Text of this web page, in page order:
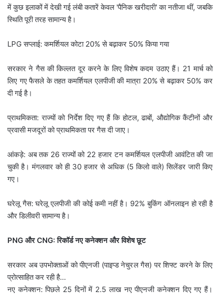
में कुछ इलाकों में देखी गई लंबी कतारें केवल 'पैनिक खरीदारी' का नतीजा थीं, जबकि
स्थिति पूरी तरह सामान्य है।
LPG सप्लाई: कमर्शियल कोटा 20% से बढ़ाकर 50% किया गया
सरकार ने गैस की किल्लत दूर करने के लिए विशेष कदम उठाए हैं। 21 मार्च को
लिए गए फैसले के तहत कमर्शियल एलपीजी की मात्रा 20% से बढ़ाकर 50% कर
दी गई है।
प्राथमिकता: राज्यों को निर्देश दिए गए हैं कि होटल, ढाबों, औद्योगिक कैंटीनों और
प्रवासी मजदूरों को प्राथमिकता पर गैस दी जाए।
आंकड़े: अब तक 26 राज्यों को 22 हजार टन कमर्शियल एलपीजी आवंटित की जा
चुकी है। मंगलवार को ही 30 हजार से अधिक (5 किलो वाले) सिलेंडर जारी किए
गए।
घरेलू गैस: घरेलू एलपीजी की कोई कमी नहीं है। 92% बुकिंग ऑनलाइन हो रही है
और डिलीवरी सामान्य है।
PNG और CNG: रिकॉर्ड नए कनेक्शन और विशेष छूट
सरकार अब उपभोक्ताओं को पीएनजी (पाइप्ड नेचुरल गैस) पर शिफ्ट करने के लिए
प्रोत्साहित कर रही है…
नए कनेक्शन: पिछले 25 दिनों में 2.5 लाख नए पीएनजी कनेक्शन दिए गए हैं।